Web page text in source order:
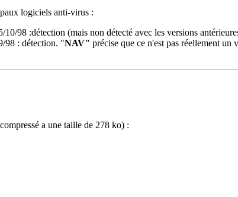
logiciels anti-virus :
98 :détection (mais non détecté avec les versions
98 : détection. "NAV" précise que ce n'est pas réellement
a une taille de 278 ko) :